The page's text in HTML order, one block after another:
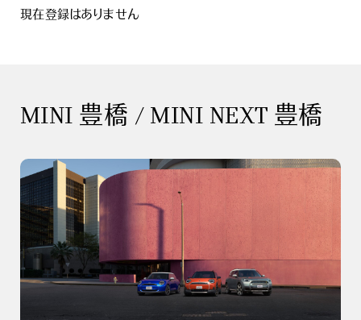
現在登録はありません
MINI 豊橋 / MINI NEXT 豊橋